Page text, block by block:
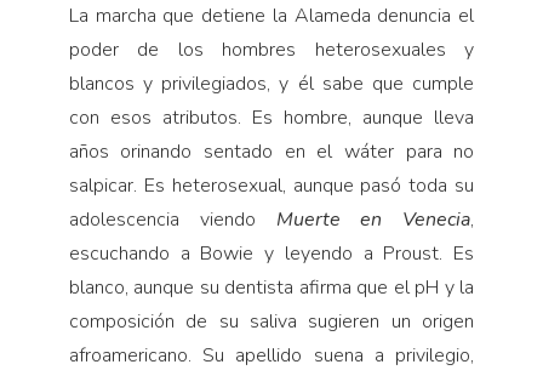
La marcha que detiene la Alameda denuncia el
poder de los hombres heterosexuales y
blancos y privilegiados, y él sabe que cumple
con esos atributos. Es hombre, aunque lleva
años orinando sentado en el wáter para no
salpicar. Es heterosexual, aunque pasó toda su
adolescencia viendo Muerte en Venecia,
escuchando a Bowie y leyendo a Proust. Es
blanco, aunque su dentista afirma que el pH y la
composición de su saliva sugieren un origen
afroamericano. Su apellido suena a privilegio,